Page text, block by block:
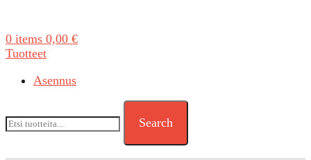
0 items 0,00 €
Tuotteet
Asennus
Search